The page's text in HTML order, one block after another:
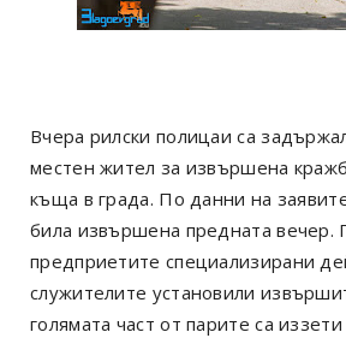
Вчера рилски полицаи са
местен жител за извършена
къща в града. По данни на
била извършена предната вечер.
предприетите специализирани
служителите установили
голямата част от парите са